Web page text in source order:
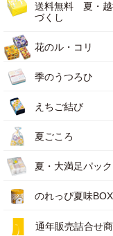
送料無料 夏・越
づくし
花のル・コリ
季のうつろひ
えちご結び
夏ごころ
夏・大満足パック
のれっぴ夏味BOX
通年販売詰合せ